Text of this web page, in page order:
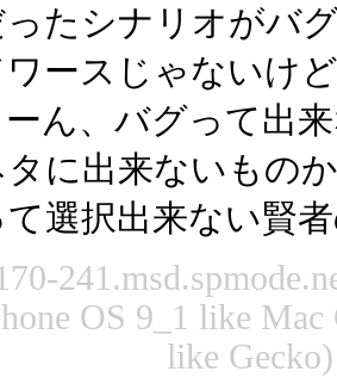
たシナリオがバ
ワースじゃないけ
ん、バグって出
タに出来ないもの
て選択出来ない賢
OS 9_1 like
like